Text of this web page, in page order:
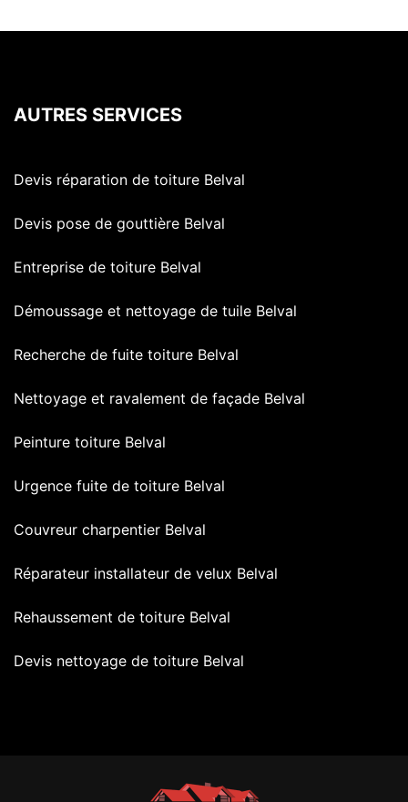
AUTRES SERVICES
Devis réparation de toiture Belval
Devis pose de gouttière Belval
Entreprise de toiture Belval
Démoussage et nettoyage de tuile Belval
Recherche de fuite toiture Belval
Nettoyage et ravalement de façade Belval
Peinture toiture Belval
Urgence fuite de toiture Belval
Couvreur charpentier Belval
Réparateur installateur de velux Belval
Rehaussement de toiture Belval
Devis nettoyage de toiture Belval